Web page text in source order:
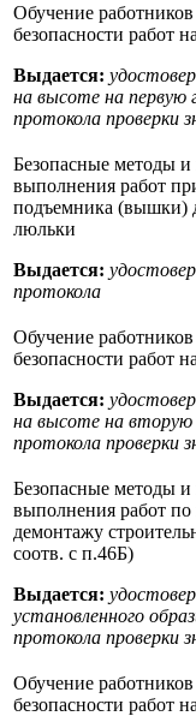
Обучение
безопасности работ
Выдается:
на высоте на первую
протокола проверки
Безопасные методы
выполнения работ
подъемника (вышки)
люльки
Выдается:
протокола
Обучение
безопасности работ
Выдается:
на высоте на вторую
протокола проверки
Безопасные методы
выполнения работ
демонтажу
соотв. с п.46Б)
Выдается:
установленного
протокола проверки
Обучение
безопасности работ